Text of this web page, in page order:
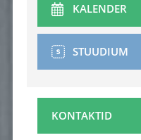
KALENDER
STUUDIUM
KONTAKTID